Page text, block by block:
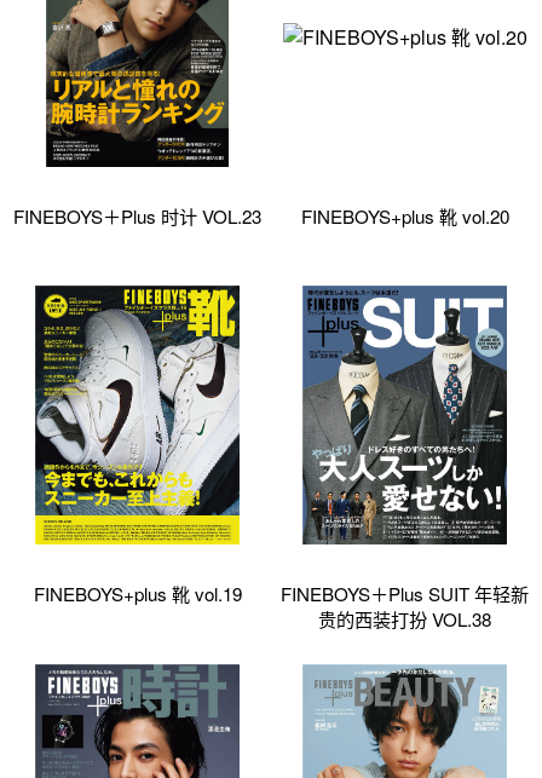
FINEBOYS＋Plus 时计 VOL.23 FINEBOYS+plus 靴 vol.20
FINEBOYS+plus 靴 vol.19
FINEBOYS＋Plus SUIT 年轻新
贵的西装打扮 VOL.38